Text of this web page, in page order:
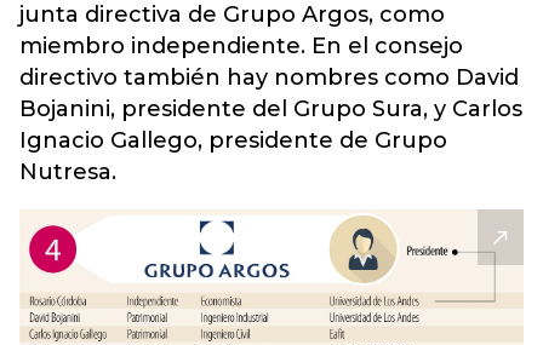
junta directiva de Grupo Argos, como
miembro independiente. En el consejo
directivo también hay nombres como David
Bojanini, presidente del Grupo Sura, y Carlos
Ignacio Gallego, presidente de Grupo
Nutresa.